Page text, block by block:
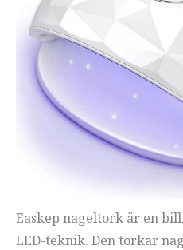
Easkep nageltork är en
LED-teknik. Den torkar